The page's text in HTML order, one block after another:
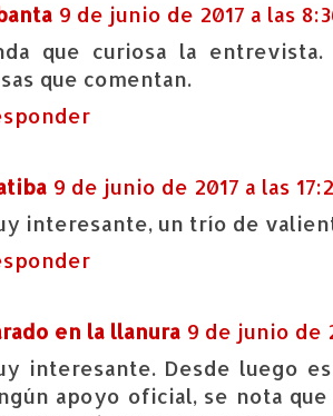
9 de junio de 2017 a las
que curiosa la
que comentan.
9 de junio de 2017 a las
interesante, un trío de
en la llanura 9 de junio de
interesante. Desde luego
apoyo oficial, se nota